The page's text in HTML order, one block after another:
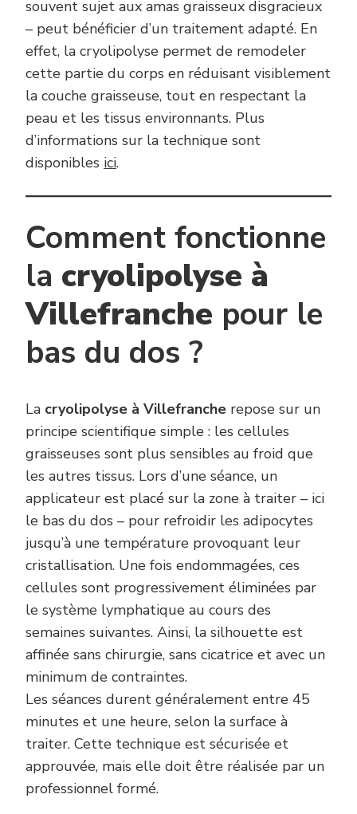
souvent sujet aux amas graisseux disgracieux
– peut bénéficier d’un traitement adapté. En
effet, la cryolipolyse permet de remodeler
cette partie du corps en réduisant visiblement
la couche graisseuse, tout en respectant la
peau et les tissus environnants. Plus
d’informations sur la technique sont
disponibles ici.
Comment fonctionne
la cryolipolyse à
Villefranche pour le
bas du dos ?
La cryolipolyse à Villefranche repose sur un
principe scientifique simple : les cellules
graisseuses sont plus sensibles au froid que
les autres tissus. Lors d’une séance, un
applicateur est placé sur la zone à traiter – ici
le bas du dos – pour refroidir les adipocytes
jusqu’à une température provoquant leur
cristallisation. Une fois endommagées, ces
cellules sont progressivement éliminées par
le système lymphatique au cours des
semaines suivantes. Ainsi, la silhouette est
affinée sans chirurgie, sans cicatrice et avec un
minimum de contraintes.
Les séances durent généralement entre 45
minutes et une heure, selon la surface à
traiter. Cette technique est sécurisée et
approuvée, mais elle doit être réalisée par un
professionnel formé.